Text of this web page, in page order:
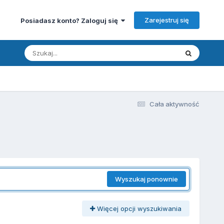
Posiadasz konto? Zaloguj się Zarejestruj się
Cała aktywność
Wyszukaj ponownie
Więcej opcji wyszukiwania